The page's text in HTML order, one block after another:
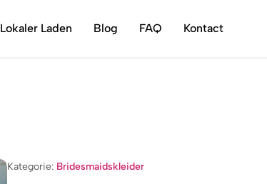
Lokaler Laden Blog FAQ Kontact
Kategorie: Bridesmaidskleider